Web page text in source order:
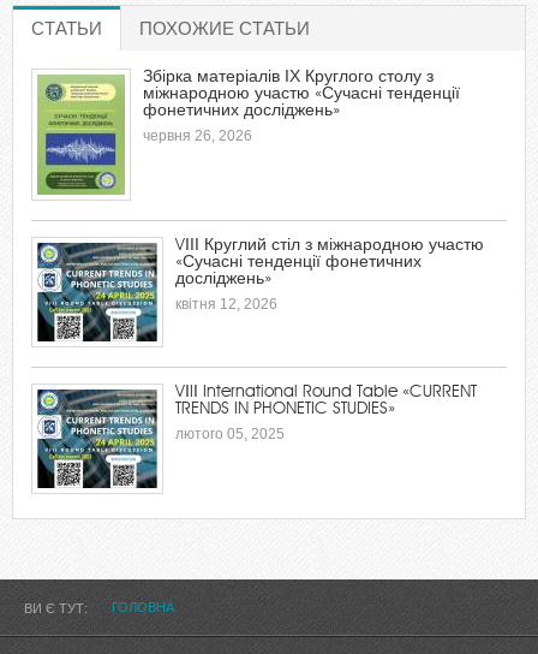
СТАТЬИ (АКТИВНА ВКЛАДКА)
ПОХОЖИЕ СТАТЬИ
Збірка матеріалів ІХ Круглого столу з
міжнародною участю «Сучасні тенденції
фонетичних досліджень»
червня 26, 2026
VІІІ Круглий стіл з міжнародною участю
«Сучасні тенденції фонетичних
досліджень»
квітня 12, 2026
VІIІ International Round Table «CURRENT
TRENDS IN PHONETIC STUDIES»
лютого 05, 2025
ВИ Є ТУТ ГОЛОВНА